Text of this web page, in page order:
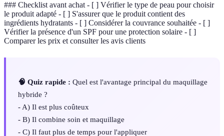
### Checklist avant achat - [ ] Vérifier le type de peau pour choisir
le produit adapté - [ ] S'assurer que le produit contient des
ingrédients hydratants - [ ] Considérer la couvrance souhaitée - [ ]
Vérifier la présence d'un SPF pour une protection solaire - [ ]
Comparer les prix et consulter les avis clients
🧠 Quiz rapide : Quel est l'avantage principal du maquillage
hybride ?
- A) Il est plus coûteux
- B) Il combine soin et maquillage
- C) Il faut plus de temps pour l'appliquer